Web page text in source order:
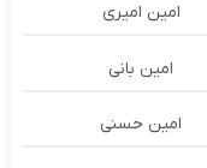
امین امیری
امین بانی
امین حسنی